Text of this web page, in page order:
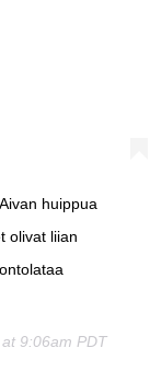
huippua
olivat liian
9:06am PDT